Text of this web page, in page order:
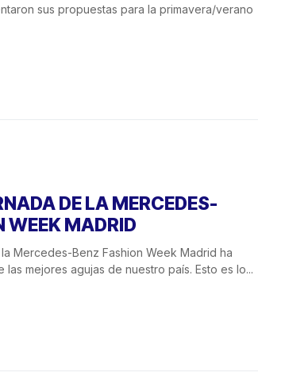
sus propuestas para la primavera/verano
DE LA MERCEDES-
WEEK MADRID
Mercedes-Benz Fashion Week Madrid ha
mejores agujas de nuestro país. Esto es lo...